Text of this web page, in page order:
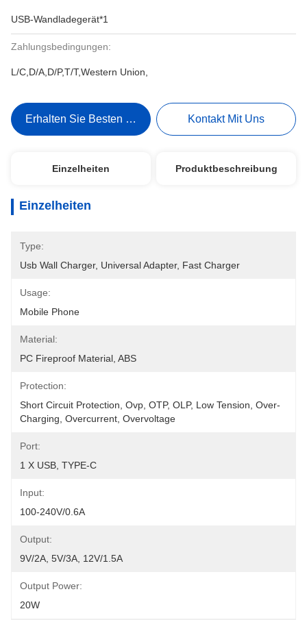
USB-Wandladegerät*1
Zahlungsbedingungen:
L/C,D/A,D/P,T/T,Western Union,
Erhalten Sie Besten Preis Kontakt Mit Uns
Einzelheiten Produktbeschreibung
Einzelheiten
Type:
Usb Wall Charger, Universal Adapter, Fast Charger
Usage:
Mobile Phone
Material:
PC Fireproof Material, ABS
Protection:
Short Circuit Protection, Ovp, OTP, OLP, Low Tension, Over-
Charging, Overcurrent, Overvoltage
Port:
1 X USB, TYPE-C
Input:
100-240V/0.6A
Output:
9V/2A, 5V/3A, 12V/1.5A
Output Power:
20W